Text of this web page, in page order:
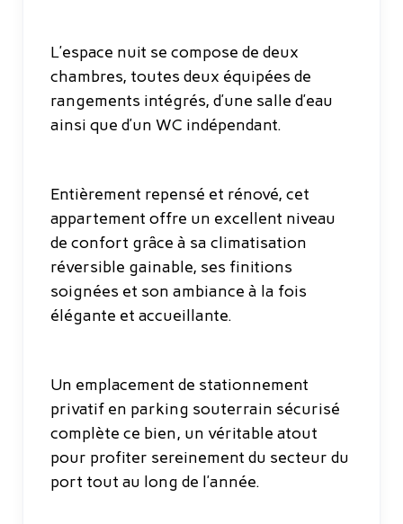
L’espace nuit se compose de deux
chambres, toutes deux équipées de
rangements intégrés, d’une salle d’eau
ainsi que d’un WC indépendant.
Entièrement repensé et rénové, cet
appartement offre un excellent niveau
de confort grâce à sa climatisation
réversible gainable, ses finitions
soignées et son ambiance à la fois
élégante et accueillante.
Un emplacement de stationnement
privatif en parking souterrain sécurisé
complète ce bien, un véritable atout
pour profiter sereinement du secteur du
port tout au long de l’année.